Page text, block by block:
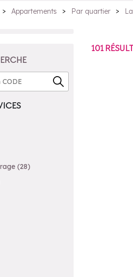
> Appartements > Par quartier >
(28)
101